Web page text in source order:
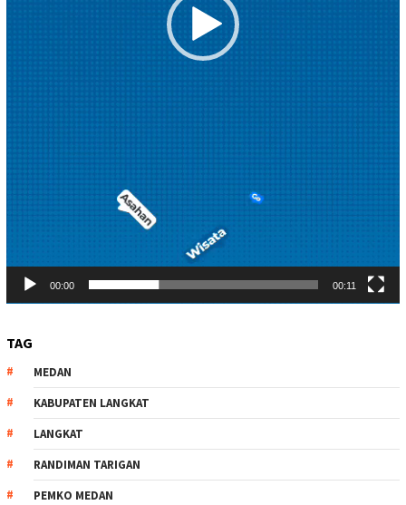
00:00 00:11
TAG
MEDAN
KABUPATEN LANGKAT
LANGKAT
RANDIMAN TARIGAN
PEMKO MEDAN